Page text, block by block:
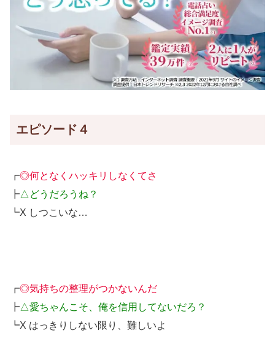
エピソード４
┏◎何となくハッキリしなくてさ
┣△どうだろうね？
┗X しつこいな…
┏◎気持ちの整理がつかないんだ
┣△愛ちゃんこそ、俺を信用してないだろ？
┗X はっきりしない限り、難しいよ